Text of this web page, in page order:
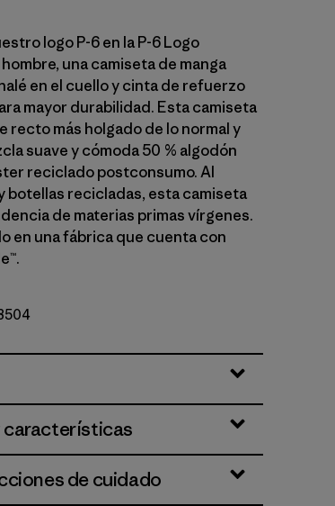
logo P-6 en la P-6 Logo
una camiseta de manga
en el cuello y cinta de refuerzo
mayor durabilidad. Esta camiseta
recto más holgado de lo normal y
suave y cómoda 50 % algodón
reciclado postconsumo. Al
botellas recicladas, esta camiseta
de materias primas vírgenes.
en una fábrica que cuenta con
características
de cuidado